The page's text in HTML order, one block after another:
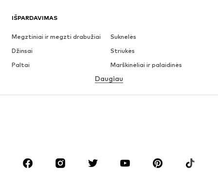
IŠPARDAVIMAS
Megztiniai ir megzti drabužiai
Suknelės
Džinsai
Striukės
Paltai
Marškinėliai ir palaidinės
Apatiniai
Aksesuarai
Premium
Daugiau